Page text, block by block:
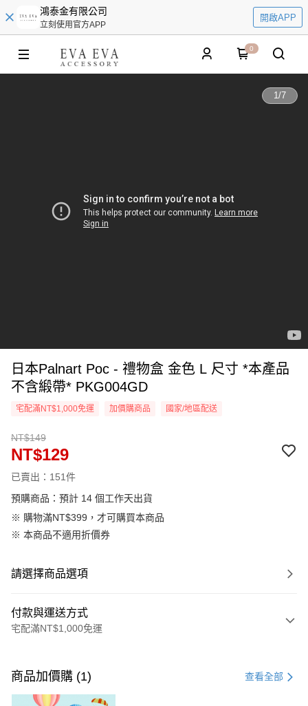
鴻泰金有限公司
立刻使用官方APP
開啟APP
0
1/7
日本Palnart Poc - 禮物盒 金色 L 尺寸 *本產品
不含緞帶* PKG004GD
宅配滿NT$1,000免運 加價購商品 國家/地區配送
NT$149
NT$129
已賣出：151件
預購商品：預計 14 個工作天出貨
※ 購物滿NT$399，才可購買本商品
※ 本商品不適用折價券
請選擇商品選項
付款與運送方式
宅配滿NT$1,000免運
信用卡一次付款
LINE Pay
商品加價購 (1) 查看全部